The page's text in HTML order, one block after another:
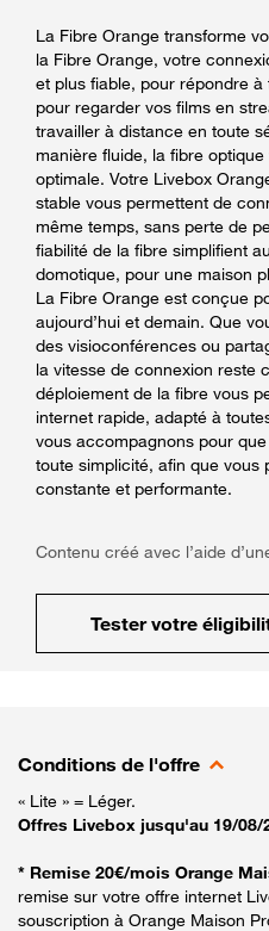
La Fibre Orange transforme
la Fibre Orange, votre
et plus fiable, pour répondre
pour regarder vos films en
travailler à distance en toute
manière fluide, la fibre
optimale. Votre Livebox
stable vous permettent de
même temps, sans perte de
fiabilité de la fibre simplifient
domotique, pour une maison
La Fibre Orange est conçue
aujourd’hui et demain. Que
des visioconférences ou
la vitesse de connexion reste
déploiement de la fibre vous
internet rapide, adapté à
vous accompagnons pour
toute simplicité, afin que vous
constante et performante.
Contenu créé avec l’aide
Tester votre
Conditions de l'offre
« Lite » = Léger.
Offres Livebox jusqu'au 19/08/
* Remise 20€/mois Orange
remise sur votre offre internet
souscription à Orange Maison